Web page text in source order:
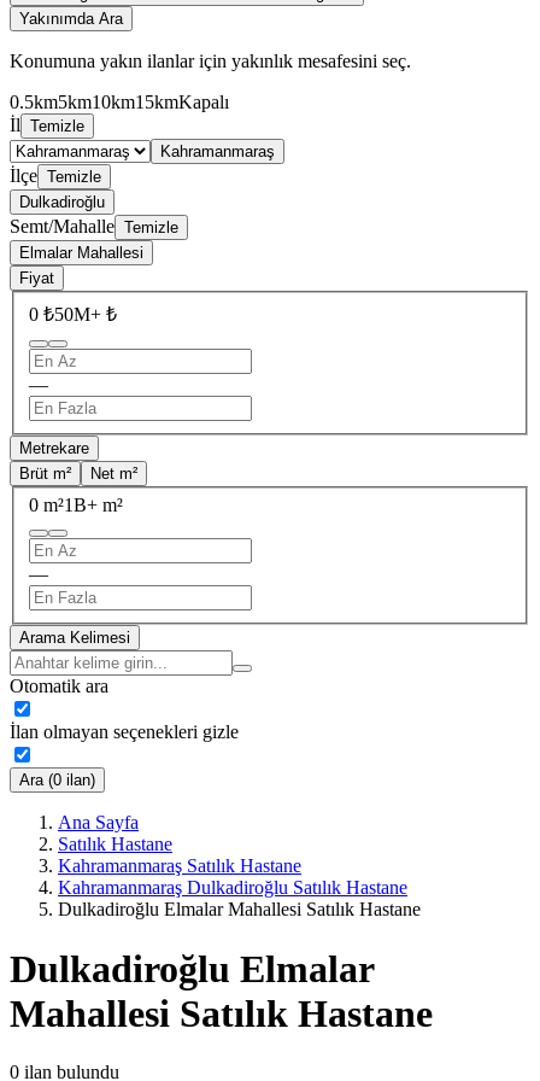
Yakınımda Ara
Konumuna yakın ilanlar için yakınlık mesafesini seç.
0.5km5km10km15kmKapalı
İl Temizle
Kahramanmaraş
İlçe Temizle
Dulkadiroğlu
Semt/Mahalle Temizle
Elmalar Mahallesi
Fiyat
0 ₺50M+ ₺
—
Metrekare
Brüt m²
Net m²
0 m²1B+ m²
—
Arama Kelimesi
Otomatik ara
İlan olmayan seçenekleri gizle
Ara (0 ilan)
Ana Sayfa
Satılık Hastane
Kahramanmaraş Satılık Hastane
Kahramanmaraş Dulkadiroğlu Satılık Hastane
Dulkadiroğlu Elmalar Mahallesi Satılık Hastane
Dulkadiroğlu Elmalar
Mahallesi Satılık Hastane
0 ilan bulundu